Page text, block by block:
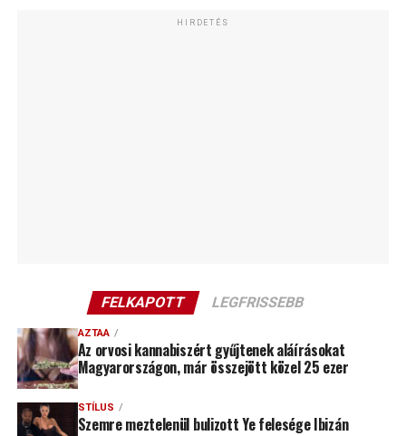
HIRDETÉS
FELKAPOTT LEGFRISSEBB
AZTAA
Az orvosi kannabiszért gyűjtenek aláírásokat
Magyarországon, már összejött közel 25 ezer
STÍLUS
Szemre meztelenül bulizott Ye felesége Ibizán